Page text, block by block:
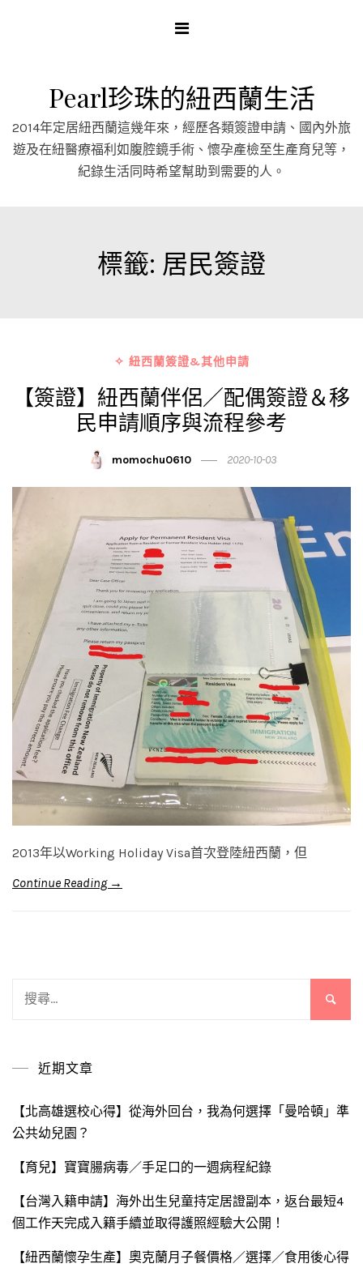
Pearl珍珠的紐西蘭生活
2014年定居紐西蘭這幾年來，經歷各類簽證申請、國內外旅
遊及在紐醫療福利如腹腔鏡手術、懷孕產檢至生產育兒等，
紀錄生活同時希望幫助到需要的人。
標籤: 居民簽證
✧ 紐西蘭簽證&其他申請
【簽證】紐西蘭伴侶／配偶簽證＆移
民申請順序與流程參考
momochu0610 2020-10-03
2013年以Working Holiday Visa首次登陸紐西蘭，但
Continue Reading →
近期文章
【北高雄選校心得】從海外回台，我為何選擇「曼哈頓」準
公共幼兒園？
【育兒】寶寶腸病毒／手足口的一週病程紀錄
【台灣入籍申請】海外出生兒童持定居證副本，返台最短4
個工作天完成入籍手續並取得護照經驗大公開！
【紐西蘭懷孕生產】奧克蘭月子餐價格／選擇／食用後心得